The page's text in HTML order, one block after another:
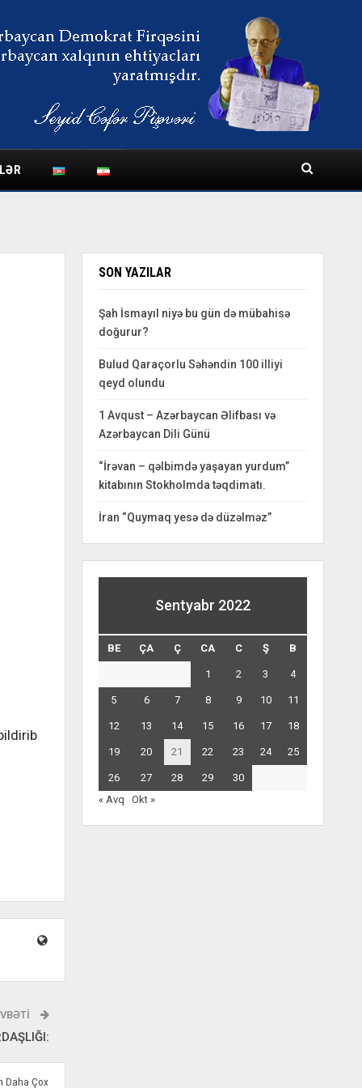
Daha Çox
SON YAZILAR
Şah İsmayıl niyə bu gün də mübahisə
doğurur?
Bulud Qaraçorlu Səhəndin 100 illiyi
qeyd olundu
1 Avqust – Azərbaycan Əlifbası və
Azərbaycan Dili Günü
“İrəvan – qəlbimdə yaşayan yurdum”
kitabının Stokholmda təqdimatı.
İran “Quymaq yesə də düzəlməz”
Sentyabr 2022
BE ÇA Ç CA C Ş B
1 2 3 4
5 6 7 8 9 10 11
12 13 14 15 16 17 18
19 20 21 22 23 24 25
26 27 28 29
30
« Avq
Okt »